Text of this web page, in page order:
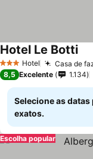
3 EstrelasHotel Casa de
Hotel Le Botti
8,5 Excelente 1.134
Selecione as
exatos.
Escolha popular